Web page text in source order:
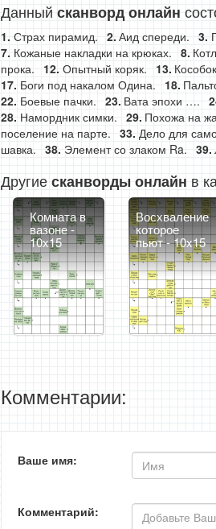
Данный сканворд онлайн
Страх пирамид. Аид спереди.
Кожаные накладки на крюках.
прока.
Опытный коряк.
Боги под накалом Одина.
Боевые пачки.
Вата эпохи ….
Намордник симки.
Похожа на
поселение на парте.
Дело для
шавка.
Элемент со злаком Ra.
Другиесканворды онлайн в
Комната в
вазоне -
10x15
Восхваление
которое
пьют - 10x15
Комментарии:
Ваше имя:
Комментарий: